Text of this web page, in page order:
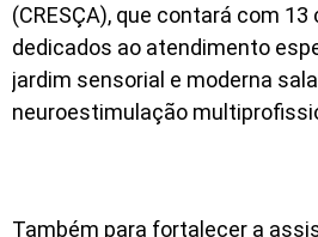
(CRESÇA), que contará com
dedicados ao atendimento
jardim sensorial e moderna
neuroestimulação
Também para fortalecer a